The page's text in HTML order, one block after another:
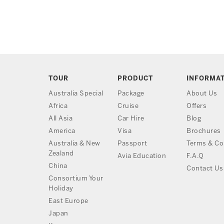
TOUR
Australia Special
Africa
All Asia
America
Australia & New
Zealand
China
Consortium Your
Holiday
East Europe
Japan
PRODUCT
Package
Cruise
Car Hire
Visa
Passport
Avia Education
About Us
Offers
Blog
Brochures
Terms &
F.A.Q
Contact Us